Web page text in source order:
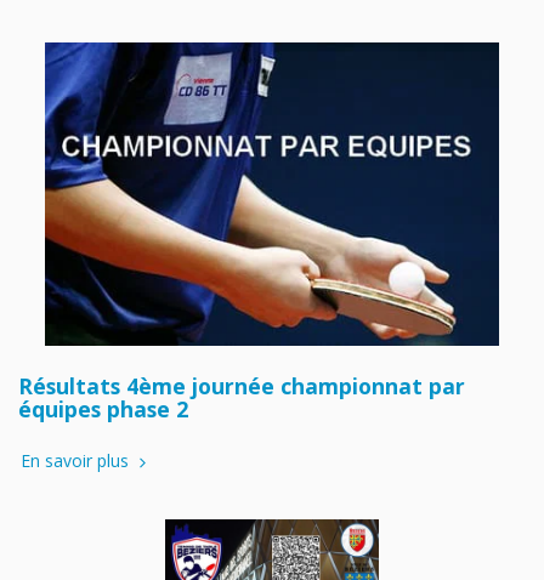
Résultats 4ème journée championnat par
équipes phase 2
En savoir plus